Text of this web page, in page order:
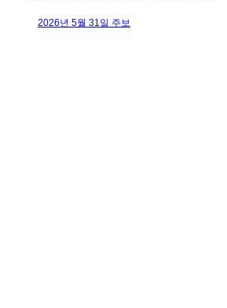
2026년 5월 31일 주보